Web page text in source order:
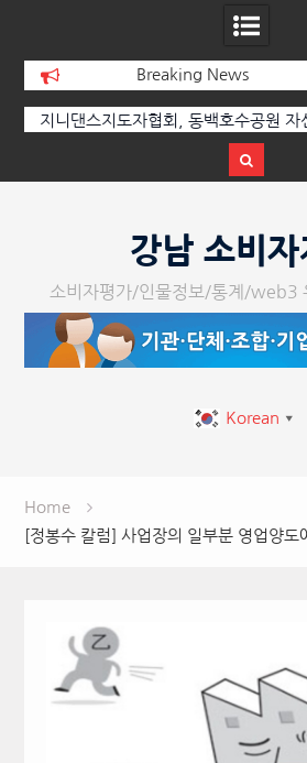
Breaking News
[손영미의 감성가곡] 누군가가 그립다
강남 소비자
소비자평가/인물정보/통계/web3
Korean ▼
Home
[정봉수 칼럼] 사업장의 일부분 영업양도